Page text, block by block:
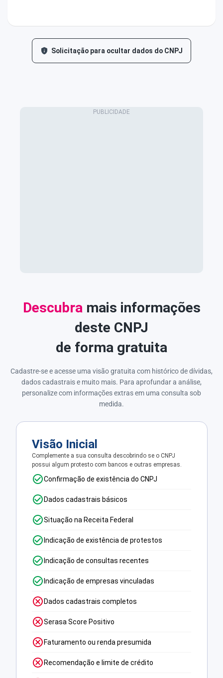
Solicitação para ocultar dados do CNPJ
Descubra mais informações
deste CNPJ
de forma gratuita
Cadastre-se e acesse uma visão gratuita com histórico de dívidas,
dados cadastrais e muito mais. Para aprofundar a análise,
personalize com informações extras em uma consulta sob
medida.
Visão Inicial
Complemente a sua consulta descobrindo se o CNPJ
possui algum protesto com bancos e outras empresas.
Confirmação de existência do CNPJ
Dados cadastrais básicos
Situação na Receita Federal
Indicação de existência de protestos
Indicação de consultas recentes
Indicação de empresas vinculadas
Dados cadastrais completos
Serasa Score Positivo
Faturamento ou renda presumida
Recomendação e limite de crédito